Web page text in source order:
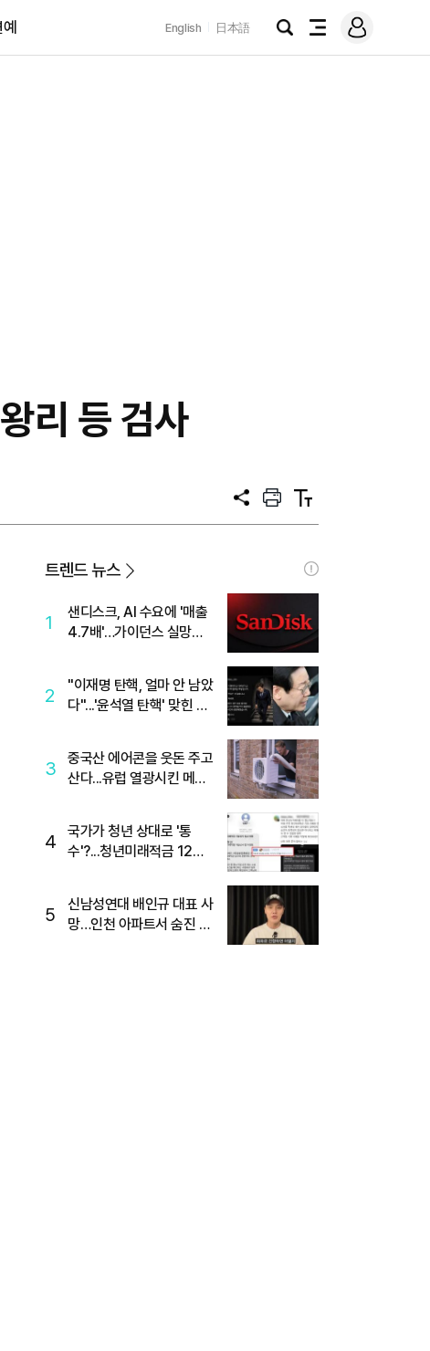
English 日本語
검
전
메
그
리 등 검사
공
프
트
텍
트
트렌드 뉴스
1
샌디스크, AI 수요에 '매출
4.7배'…가이던스 실망에
2
"이재명 탄핵, 얼마 안 남았
다"...'윤석열 탄핵' 맞힌 무
3
중국산 에어콘을 웃돈 주고
산다...유럽 열광시킨 메이
4
국가가 청년 상대로 '통
수'?...청년미래적금 12%
5
신남성연대 배인규 대표 사
망…인천 아파트서 숨진 채